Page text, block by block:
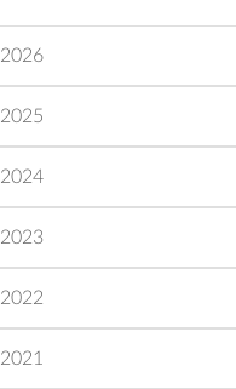
2026
2025
2024
2023
2022
2021